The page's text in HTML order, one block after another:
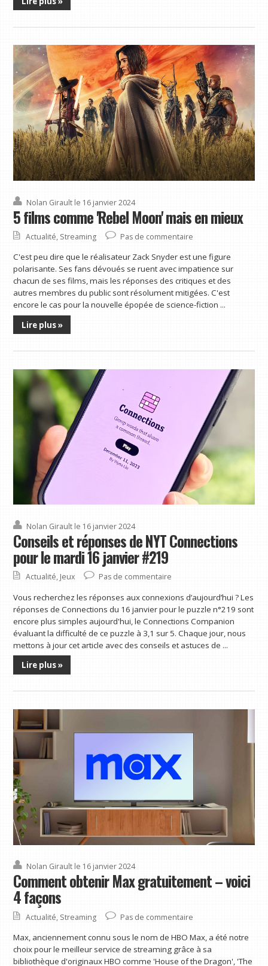
Nolan Girault le 16 janvier 2024
5 films comme 'Rebel Moon' mais en mieux
Actualité, Streaming Pas de commentaire
C'est peu dire que le réalisateur Zack Snyder est une figure
polarisante. Ses fans dévoués se ruent avec impatience sur
chacun de ses films, mais les réponses des critiques et des
autres membres du public sont résolument mitigées. C'est
encore le cas pour la nouvelle épopée de science-fiction ...
Lire plus »
Nolan Girault le 16 janvier 2024
Conseils et réponses de NYT Connections
pour le mardi 16 janvier #219
Actualité, Jeux Pas de commentaire
Vous recherchez les réponses aux connexions d’aujourd’hui ? Les
réponses de Connections du 16 janvier pour le puzzle n°219 sont
encore plus simples aujourd'hui, le Connections Companion
évaluant la difficulté de ce puzzle à 3,1 sur 5. Chaque jour, nous
mettons à jour cet article avec des conseils et astuces de ...
Lire plus »
Nolan Girault le 16 janvier 2024
Comment obtenir Max gratuitement – ​​voici
4 façons
Actualité, Streaming Pas de commentaire
Max, anciennement connu sous le nom de HBO Max, a été notre
choix pour le meilleur service de streaming grâce à sa
bibliothèque d'originaux HBO comme 'House of the Dragon', 'The